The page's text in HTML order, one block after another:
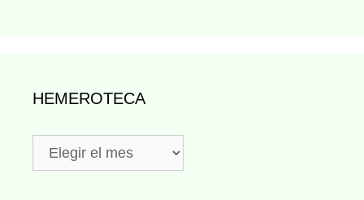
HEMEROTECA
Hemeroteca